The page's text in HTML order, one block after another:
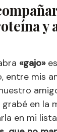
y
«gajo»
entre mis
en la
en mi